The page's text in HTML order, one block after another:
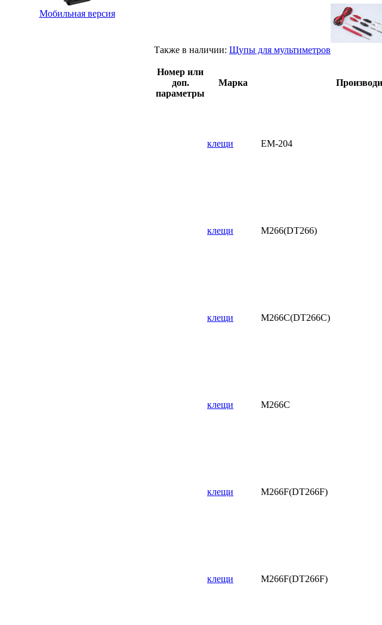
Мобильная версия
Также в наличии: Щупы для мультиметров
Номер или
доп.
параметры
Марка
клещи EM-204
клещи M266(DT266)
клещи M266C(DT266C)
клещи M266C
клещи M266F(DT266F)
клещи M266F(DT266F)